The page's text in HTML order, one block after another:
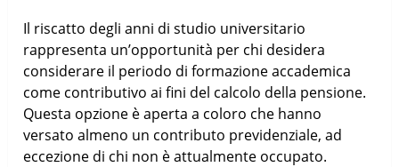
Il riscatto degli anni di studio universitario
rappresenta un’opportunità per chi desidera
considerare il periodo di formazione accademica
come contributivo ai fini del calcolo della pensione.
Questa opzione è aperta a coloro che hanno
versato almeno un contributo previdenziale, ad
eccezione di chi non è attualmente occupato.